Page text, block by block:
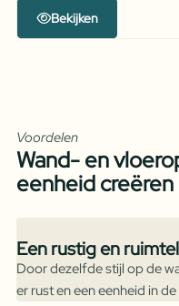
Bekijken
Voordelen
Wand- en
eenheid creëren
Een rustig en
Door dezelfde stijl op de
er rust en een eenheid in